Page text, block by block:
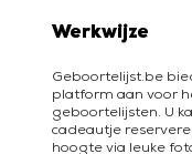
Werkwijze
Geboortelijst.be
platform aan voor
geboortelijsten. U
cadeautje
hoogte via leuke